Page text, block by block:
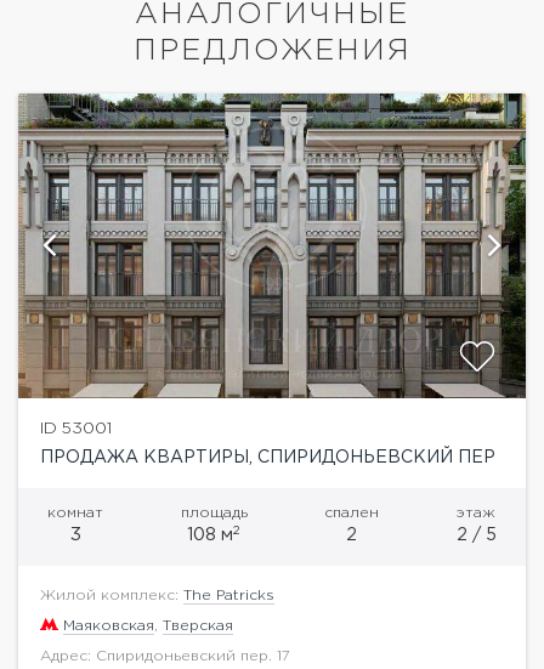
АНАЛОГИЧНЫЕ
ПРЕДЛОЖЕНИЯ
ID 53001
ПРОДАЖА КВАРТИРЫ, СПИРИДОНЬЕВСКИЙ ПЕР
комнат
3
площадь
108 м2
спален
2
этаж
2 / 5
Жилой комплекс: The Patricks
Маяковская Тверская
Адрес: Спиридоньевский пер. 17